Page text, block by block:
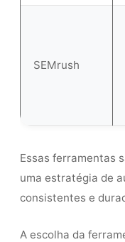
SEMrush
Essas ferramentas
uma estratégia de
consistentes e
A escolha da